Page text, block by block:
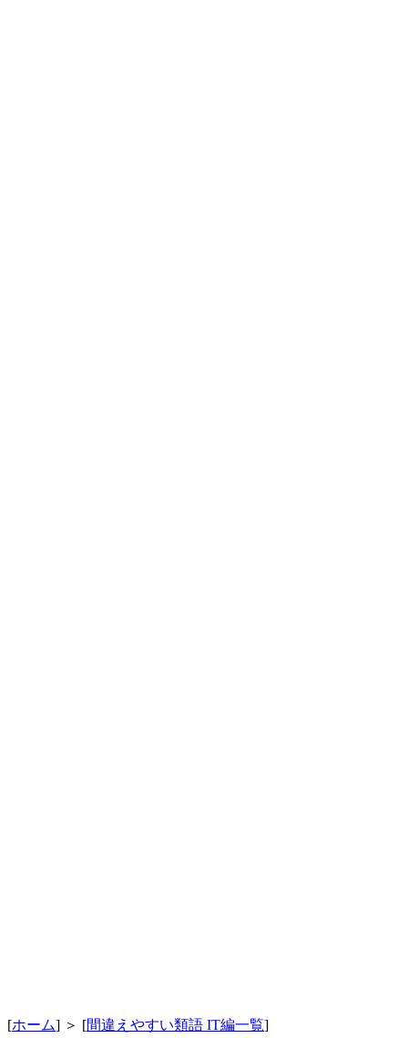
[ホーム] ＞ [間違えやすい類語 IT編一覧]